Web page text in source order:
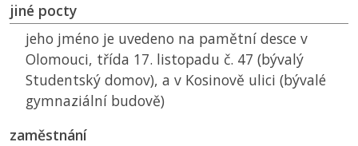
jiné pocty
jeho jméno je uvedeno na pamětní desce v
Olomouci, třída 17. listopadu č. 47 (bývalý
Studentský domov), a v Kosinově ulici (bývalé
gymnaziální budově)
zaměstnání